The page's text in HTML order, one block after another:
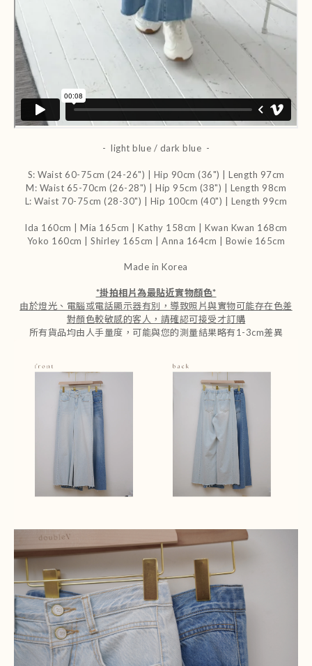
- light blue / dark blue -
S: Waist 60-75cm (24-26") | Hip 90cm (36") | Length 97cm
M: Waist 65-70cm (26-28") | Hip 95cm (38") | Length 98cm
L: Waist 70-75cm (28-30") | Hip 100cm (40") | Length 99cm
Ida 160cm | Mia 165cm | Kathy 158cm |Kwan Kwan 168cm
Yoko 160cm | Shirley 165cm
| Anna 164cm | Bowie 165cm
Made in Korea
*掛拍相片為最貼近實物顏色*
由於燈光、電腦或電話顯示器有別，導致照片與實物可能存在色差
對顏色較敏感的客人，請確認可接受才訂購
所有貨品均由人手量度，可能與您的測量結果略有1-3cm差異